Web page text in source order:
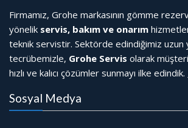
Firmamız, Grohe markasının gömme
yönelik servis, bakım ve onarım
teknik servistir. Sektörde edindiğimiz uzun
tecrübemizle, Grohe Servis olarak
hızlı ve kalıcı çözümler sunmayı ilke edindik.
Sosyal Medya